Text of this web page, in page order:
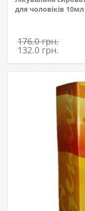
для чоловіків 10мл
176.0 грн.
132.0 грн.